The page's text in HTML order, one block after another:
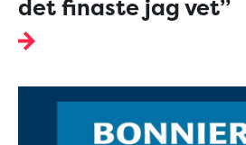
det finaste jag vet”